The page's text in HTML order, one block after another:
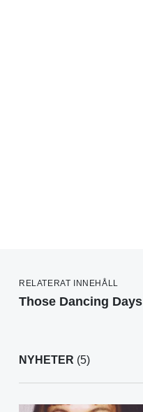
RELATERAT INNEHÅLL
Those Dancing Days
NYHETER (5)